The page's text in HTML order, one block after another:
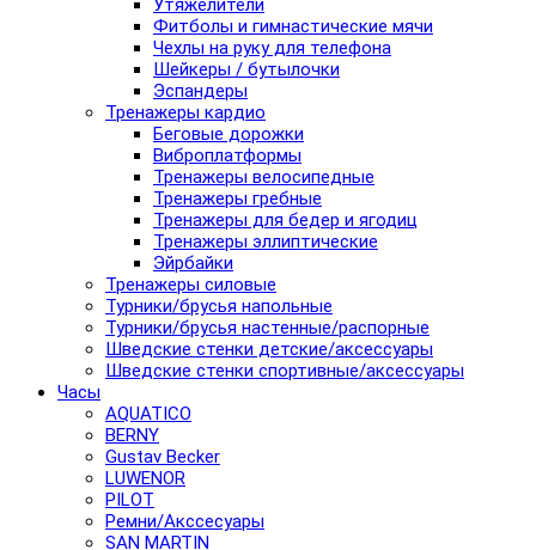
Утяжелители
Фитболы и гимнастические мячи
Чехлы на руку для телефона
Шейкеры / бутылочки
Эспандеры
Тренажеры кардио
Беговые дорожки
Виброплатформы
Тренажеры велосипедные
Тренажеры гребные
Тренажеры для бедер и ягодиц
Тренажеры эллиптические
Эйрбайки
Тренажеры силовые
Турники/брусья напольные
Турники/брусья настенные/распорные
Шведские стенки детские/аксессуары
Шведские стенки спортивные/аксессуары
Часы
AQUATICO
BERNY
Gustav Becker
LUWENOR
PILOT
Pемни/Акссесуары
SAN MARTIN